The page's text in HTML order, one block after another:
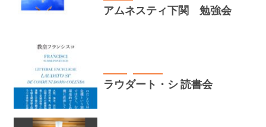
アムネスティ下関 勉強会
ラウダート・シ 読書会